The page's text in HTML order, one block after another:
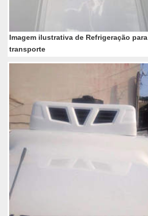
Imagem ilustrativa de Refrigeração para
transporte